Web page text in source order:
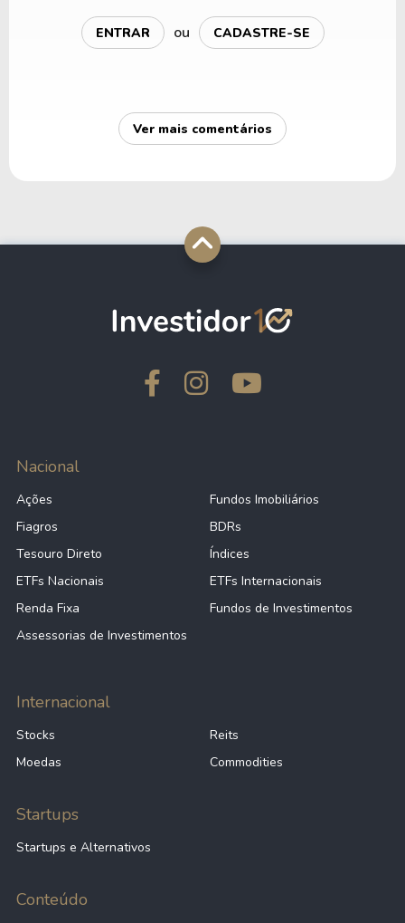
ENTRAR ou CADASTRE-SE
Ver mais comentários
Nacional
Ações
Fundos Imobiliários
Fiagros
BDRs
Tesouro Direto
Índices
ETFs Nacionais
ETFs Internacionais
Renda Fixa
Fundos de Investimentos
Assessorias de Investimentos
Internacional
Stocks
Reits
Moedas
Commodities
Startups
Startups e Alternativos
Conteúdo